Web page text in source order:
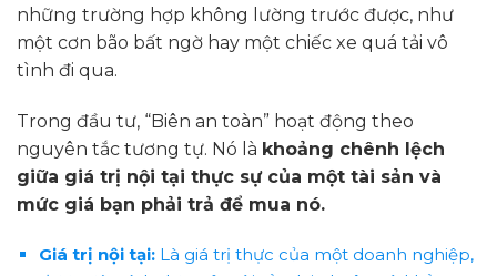
những trường hợp không lường trước được, như
một cơn bão bất ngờ hay một chiếc xe quá tải vô
tình đi qua.
Trong đầu tư, “Biên an toàn” hoạt động theo
nguyên tắc tương tự. Nó là khoảng chênh lệch
giữa giá trị nội tại thực sự của một tài sản và
mức giá bạn phải trả để mua nó.
Giá trị nội tại:Là giá trị thực của một doanh nghiệp,